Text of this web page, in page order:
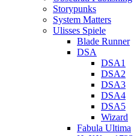
Storypunks
System Matters
Ulisses Spiele
Blade Runner
DSA
DSA1
DSA2
DSA3
DSA4
DSA5
Wizard
Fabula Ultima